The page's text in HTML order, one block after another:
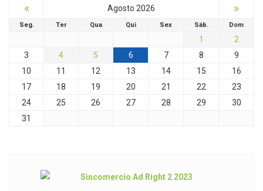
« Agosto 2026 »
Seg. Ter Qua Qui Sex Sáb. Dom
1
2
3
4 5 6 7 8
9
10
11 12 13 14 15
16
17
18 19 20 21 22
23
24
25 26 27 28 29
30
31